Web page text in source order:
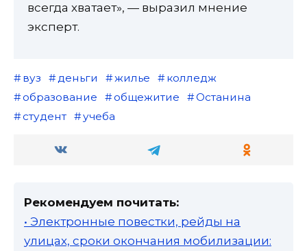
всегда хватает», — выразил мнение
эксперт.
вуз деньги жилье
колледж
образование
общежитие
Останина
студент
учеба
Рекомендуем почитать:
• Электронные повестки, рейды на
улицах, сроки окончания мобилизации: